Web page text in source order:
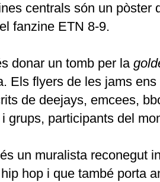
centrals són un pòster
fanzine ETN 8-9.
donar un tomb per la
Els flyers de les jams
de deejays, emcees,
grups, participants del
un muralista reconegut
hop i que també porta